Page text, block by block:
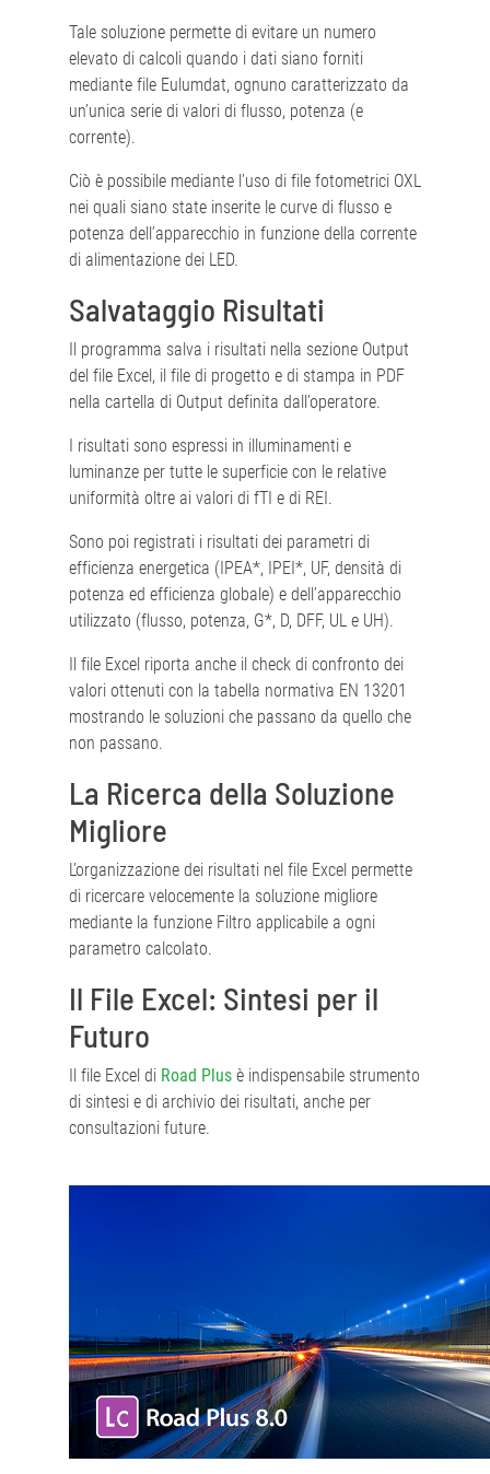
Tale soluzione permette di evitare un numero
elevato di calcoli quando i dati siano forniti
mediante file Eulumdat, ognuno caratterizzato da
un’unica serie di valori di flusso, potenza (e
corrente).
Ciò è possibile mediante l’uso di file fotometrici OXL
nei quali siano state inserite le curve di flusso e
potenza dell’apparecchio in funzione della corrente
di alimentazione dei LED.
Salvataggio Risultati
Il programma salva i risultati nella sezione Output
del file Excel, il file di progetto e di stampa in PDF
nella cartella di Output definita dall’operatore.
I risultati sono espressi in illuminamenti e
luminanze per tutte le superficie con le relative
uniformità oltre ai valori di fTI e di REI.
Sono poi registrati i risultati dei parametri di
efficienza energetica (IPEA*, IPEI*, UF, densità di
potenza ed efficienza globale) e dell’apparecchio
utilizzato (flusso, potenza, G*, D, DFF, UL e UH).
Il file Excel riporta anche il check di confronto dei
valori ottenuti con la tabella normativa EN 13201
mostrando le soluzioni che passano da quello che
non passano.
La Ricerca della Soluzione
Migliore
L’organizzazione dei risultati nel file Excel permette
di ricercare velocemente la soluzione migliore
mediante la funzione Filtro applicabile a ogni
parametro calcolato.
Il File Excel: Sintesi per il
Futuro
Il file Excel di Road Plus è indispensabile strumento
di sintesi e di archivio dei risultati, anche per
consultazioni future.